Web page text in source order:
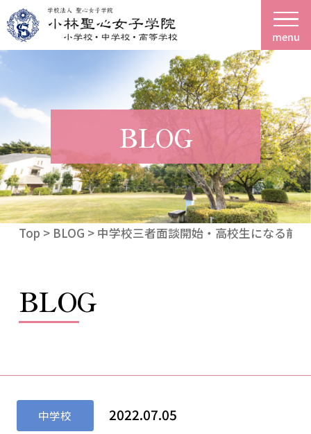
menu
BLOG
Top > BLOG > 中学校三者面談開始・高校生になる前に
BLOG
中学校 2022.07.05